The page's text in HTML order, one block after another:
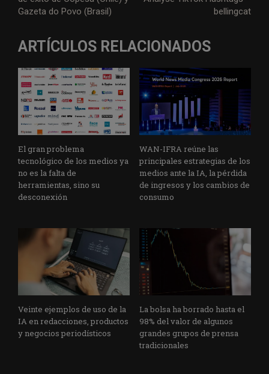
Gazeta do Povo (Brasil)
bellingcat
ARTÍCULOS RELACIONADOS
El gran problema
tecnológico de los medios ya
no es la falta de
herramientas, sino su
desconexión
WAN-IFRA reúne las
principales estrategias de los
medios ante la IA, la pérdida
de ingresos y los cambios de
consumo
Veinte ejemplos de uso de la
IA en redacciones, productos
y negocios periodísticos
La bolsa ha borrado hasta el
98% del valor de algunos
grandes grupos de prensa
tradicionales